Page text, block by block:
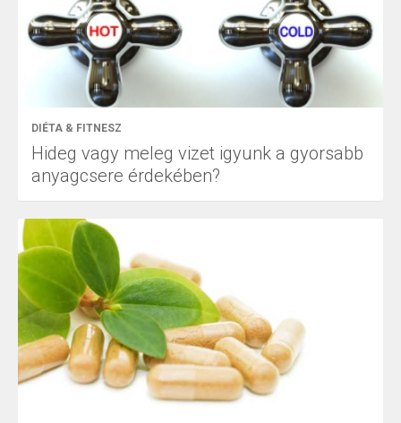
DIÉTA & FITNESZ
Hideg vagy meleg vizet igyunk a gyorsabb
anyagcsere érdekében?